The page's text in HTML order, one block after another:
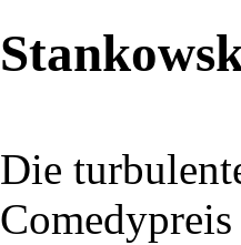
Die
Comedypreis